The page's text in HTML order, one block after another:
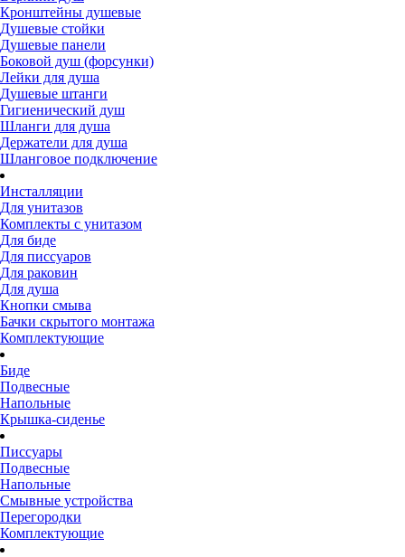
Кронштейны душевые
Душевые стойки
Душевые панели
Боковой душ (форсунки)
Лейки для душа
Душевые штанги
Гигиенический душ
Шланги для душа
Держатели для душа
Шланговое подключение
Инсталляции
Для унитазов
Комплекты с унитазом
Для биде
Для писсуаров
Для раковин
Для душа
Кнопки смыва
Бачки скрытого монтажа
Комплектующие
Биде
Подвесные
Напольные
Крышка-сиденье
Писсуары
Подвесные
Напольные
Смывные устройства
Перегородки
Комплектующие